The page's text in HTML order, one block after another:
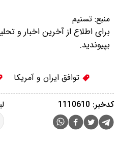
منبع: تسنیم
برای اطلاع از آخرین اخبار و
بپیوندید.
توافق ایران و آمریکا
کدخبر: 1110610